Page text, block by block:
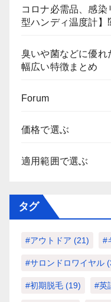
コロナ必需品、感
型ハンディ温度計】
臭いや菌などに優れ
幅広い特徴まとめ
Forum
価格で選ぶ
適用範囲で選ぶ
タグ
#アウトドア (21) #
#サロンドロワイヤル
#初期脱毛 (19) #英